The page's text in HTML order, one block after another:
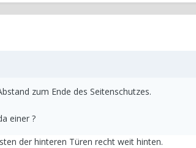
zum Ende des Seitenschutzes.
einer ?
der hinteren Türen recht weit hinten.